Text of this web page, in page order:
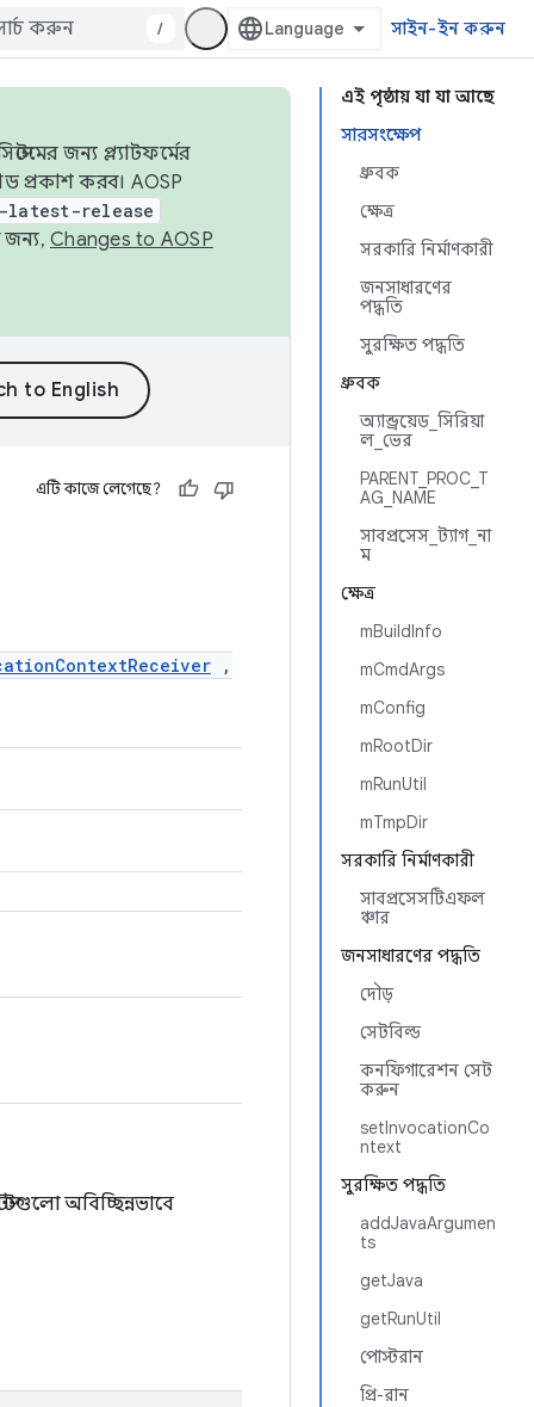
/ সাইন-ইন করুন
এই পৃষ্ঠায় যা যা আছে
সারসংক্ষেপ
ধ্রুবক
ক্ষেত্র
সরকারি নির্মাণকারী
জনসাধারণের
পদ্ধতি
সুরক্ষিত পদ্ধতি
ধ্রুবক
অ্যান্ড্রয়েড_সিরিয়া
ল_ভের
PARENT_PROC_T
AG_NAME
সাবপ্রসেস_ট্যাগ_না
ম
ক্ষেত্র
mBuildInfo
mCmdArgs
mConfig
mRootDir
mRunUtil
mTmpDir
সরকারি নির্মাণকারী
সাবপ্রসেসটিএফল
ঞ্চার
জনসাধারণের পদ্ধতি
দৌড়
সেটবিল্ড
কনফিগারেশন সেট
করুন
setInvocationCo
ntext
সুরক্ষিত পদ্ধতি
addJavaArgumen
ts
getJava
getRunUtil
পোস্টরান
প্রি-রান
জন্য প্ল্যাটফর্মের
প্রকাশ করব। AOSP
latest-release
জন্য, Changes to AOSP
এটি কাজে লেগেছে?
,
অবিচ্ছিন্নভাবে